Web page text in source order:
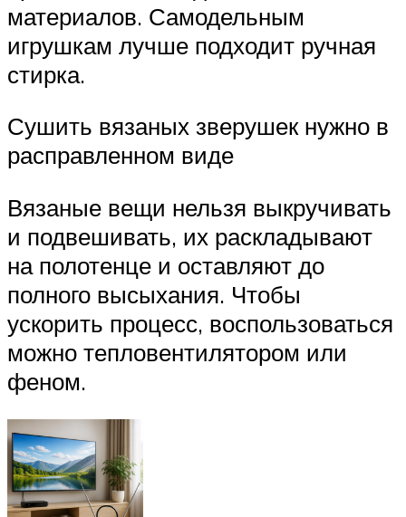
материалов. Самодельным
игрушкам лучше подходит ручная
стирка.
Сушить вязаных зверушек нужно в
расправленном виде
Вязаные вещи нельзя выкручивать
и подвешивать, их раскладывают
на полотенце и оставляют до
полного высыхания. Чтобы
ускорить процесс, воспользоваться
можно тепловентилятором или
феном.